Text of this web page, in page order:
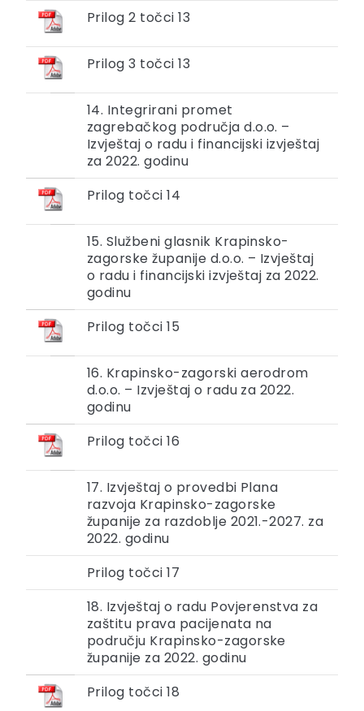
Prilog 2 točci 13
Prilog 3 točci 13
14. Integrirani promet
zagrebačkog područja d.o.o. –
Izvještaj o radu i financijski izvještaj
za 2022. godinu
Prilog točci 14
15. Službeni glasnik Krapinsko-
zagorske županije d.o.o. – Izvještaj
o radu i financijski izvještaj za 2022.
godinu
Prilog točci 15
16. Krapinsko-zagorski aerodrom
d.o.o. – Izvještaj o radu za 2022.
godinu
Prilog točci 16
17. Izvještaj o provedbi Plana
razvoja Krapinsko-zagorske
županije za razdoblje 2021.-2027. za
2022. godinu
Prilog točci 17
18. Izvještaj o radu Povjerenstva za
zaštitu prava pacijenata na
području Krapinsko-zagorske
županije za 2022. godinu
Prilog točci 18